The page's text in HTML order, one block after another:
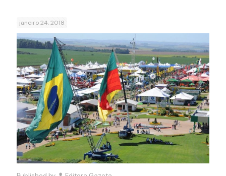
janeiro 24, 2018